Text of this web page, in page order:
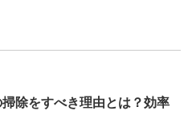
除をすべき理由とは？効率